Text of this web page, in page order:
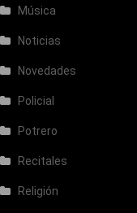
Música
Noticias
Novedades
Policial
Potrero
Recitales
Religión